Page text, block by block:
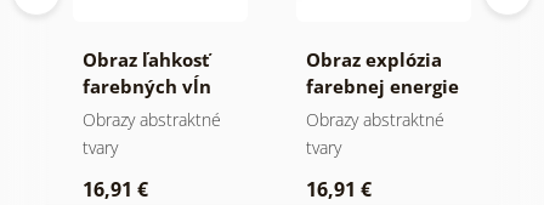
Obraz ľahkosť
farebných vĺn
Obrazy abstraktné
tvary
16,91 €
Obraz explózia
farebnej energie
Obrazy abstraktné
tvary
16,91 €